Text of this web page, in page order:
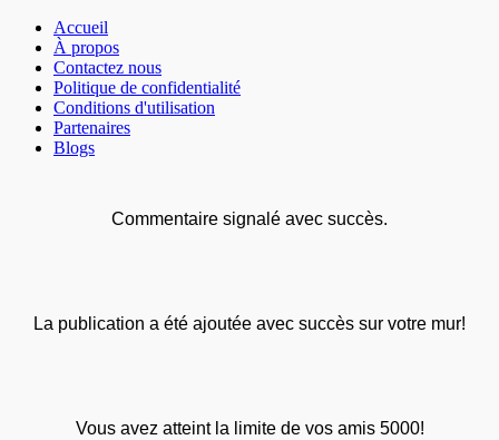
Accueil
À propos
Contactez nous
Politique de confidentialité
Conditions d'utilisation
Partenaires
Blogs
Commentaire signalé avec succès.
La publication a été ajoutée avec succès sur votre mur!
Vous avez atteint la limite de vos amis 5000!